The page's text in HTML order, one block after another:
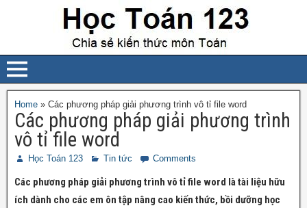
Home » Các phương pháp giải phương trình vô tỉ file word
Các phương pháp giải phương trình
vô tỉ file word
Học Toán 123 Tin tức Comments
Các phương pháp giải phương trình vô tỉ file word là tài liệu hữu
ích dành cho các em ôn tập nâng cao kiến thức, bồi dưỡng học